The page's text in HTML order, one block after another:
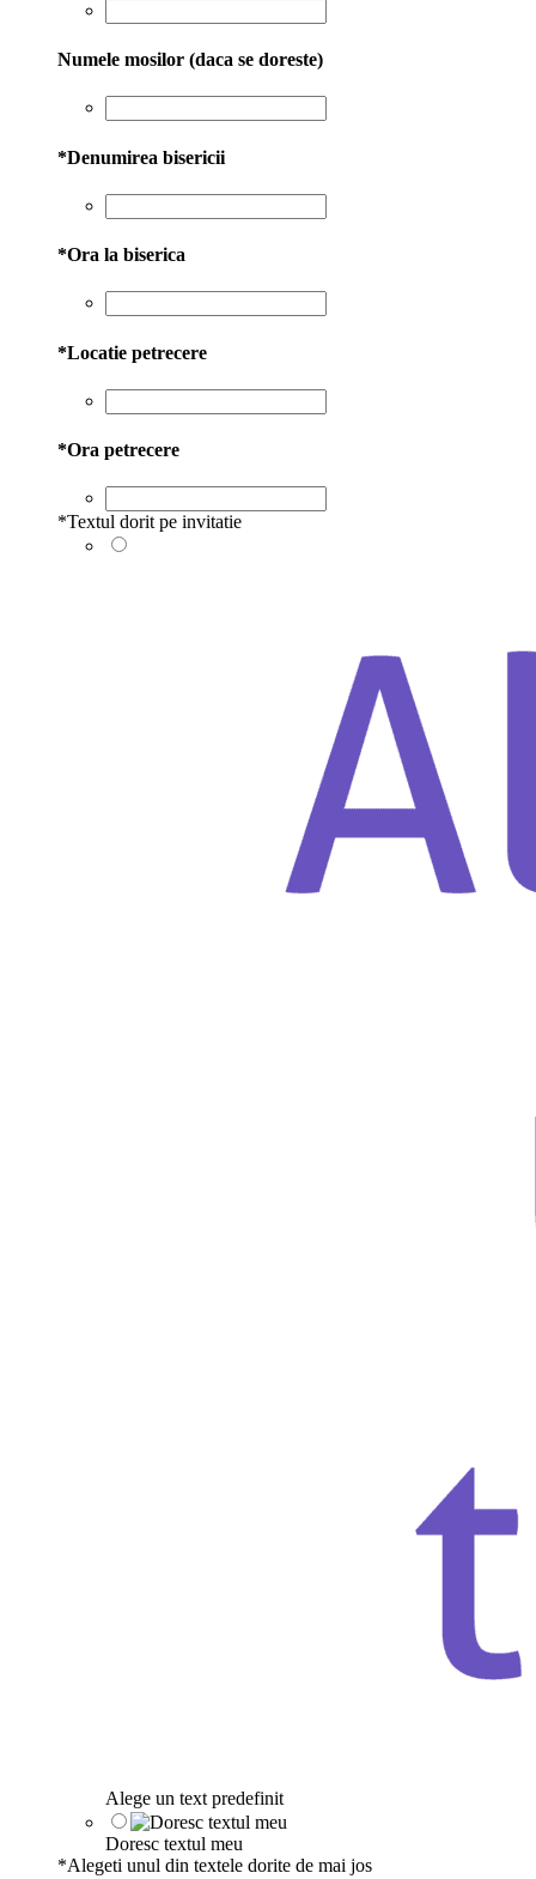
Numele mosilor (daca se doreste)
*Denumirea bisericii
*Ora la biserica
*Locatie petrecere
*Ora petrecere
*Textul dorit pe invitatie
Alege un text predefinit
Doresc textul meu
*Alegeti unul din textele dorite de mai jos